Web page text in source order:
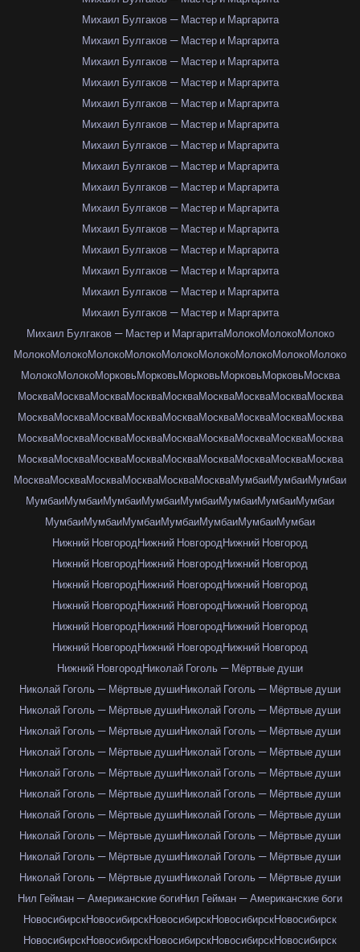
Михаил Булгаков — Мастер и Маргарита
Михаил Булгаков — Мастер и Маргарита
Михаил Булгаков — Мастер и Маргарита
Михаил Булгаков — Мастер и Маргарита
Михаил Булгаков — Мастер и Маргарита
Михаил Булгаков — Мастер и Маргарита
Михаил Булгаков — Мастер и Маргарита
Михаил Булгаков — Мастер и Маргарита
Михаил Булгаков — Мастер и Маргарита
Михаил Булгаков — Мастер и Маргарита
Михаил Булгаков — Мастер и Маргарита
Михаил Булгаков — Мастер и Маргарита
Михаил Булгаков — Мастер и Маргарита
Михаил Булгаков — Мастер и Маргарита
Михаил Булгаков — Мастер и Маргарита
Михаил Булгаков — Мастер и МаргаритаМолокоМолокоМолоко
МолокоМолокоМолокоМолокоМолокоМолокоМолокоМолокоМолоко
МолокоМолокоМорковьМорковьМорковьМорковьМорковьМосква
МоскваМоскваМоскваМоскваМоскваМоскваМоскваМоскваМосква
МоскваМоскваМоскваМоскваМоскваМоскваМоскваМоскваМосква
МоскваМоскваМоскваМоскваМоскваМоскваМоскваМоскваМосква
МоскваМоскваМоскваМоскваМоскваМоскваМоскваМоскваМосква
МоскваМоскваМоскваМоскваМоскваМоскваМумбаиМумбаиМумбаи
МумбаиМумбаиМумбаиМумбаиМумбаиМумбаиМумбаиМумбаи
МумбаиМумбаиМумбаиМумбаиМумбаиМумбаиМумбаи
Нижний НовгородНижний НовгородНижний Новгород
Нижний НовгородНижний НовгородНижний Новгород
Нижний НовгородНижний НовгородНижний Новгород
Нижний НовгородНижний НовгородНижний Новгород
Нижний НовгородНижний НовгородНижний Новгород
Нижний НовгородНижний НовгородНижний Новгород
Нижний НовгородНиколай Гоголь — Мёртвые души
Николай Гоголь — Мёртвые душиНиколай Гоголь — Мёртвые души
Николай Гоголь — Мёртвые душиНиколай Гоголь — Мёртвые души
Николай Гоголь — Мёртвые душиНиколай Гоголь — Мёртвые души
Николай Гоголь — Мёртвые душиНиколай Гоголь — Мёртвые души
Николай Гоголь — Мёртвые душиНиколай Гоголь — Мёртвые души
Николай Гоголь — Мёртвые душиНиколай Гоголь — Мёртвые души
Николай Гоголь — Мёртвые душиНиколай Гоголь — Мёртвые души
Николай Гоголь — Мёртвые душиНиколай Гоголь — Мёртвые души
Николай Гоголь — Мёртвые душиНиколай Гоголь — Мёртвые души
Николай Гоголь — Мёртвые душиНиколай Гоголь — Мёртвые души
Нил Гейман — Американские богиНил Гейман — Американские боги
НовосибирскНовосибирскНовосибирскНовосибирскНовосибирск
НовосибирскНовосибирскНовосибирскНовосибирскНовосибирск